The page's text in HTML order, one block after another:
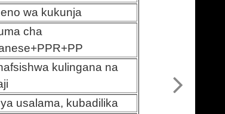
wa kukunja
cha
kulingana na
usalama, kubadilika